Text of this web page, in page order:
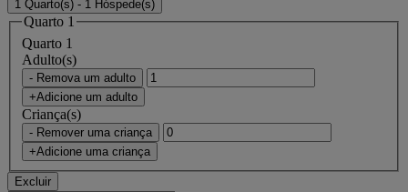
1 Quarto(s) - 1 Hóspede(s)
Quarto 1
Quarto 1
Adulto(s)
- Remova um adulto
+Adicione um adulto
Criança(s)
- Remover uma criança
+Adicione uma criança
Excluir